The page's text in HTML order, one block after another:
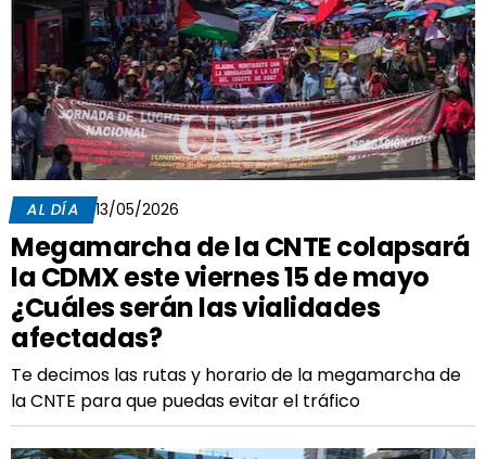
AL DÍA 13/05/2026
Megamarcha de la CNTE colapsará
la CDMX este viernes 15 de mayo
¿Cuáles serán las vialidades
afectadas?
Te decimos las rutas y horario de la megamarcha de
la CNTE para que puedas evitar el tráfico